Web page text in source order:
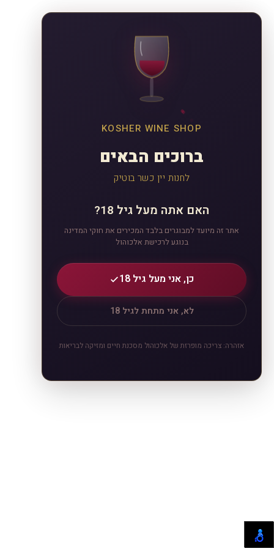
KOSHER WINE SHOP
ברוכים הבאים
לחנות יין כשר בוטיק
האם אתה מעל גיל 18?
אתר זה מיועד למבוגרים בלבד המכירים את חוקי המדינה
בנוגע לרכישת אלכוהול
כן, אני מעל גיל 18
לא, אני מתחת לגיל 18
אזהרה: צריכה מופרזת של אלכוהול מסכנת חיים ומזיקה לבריאות